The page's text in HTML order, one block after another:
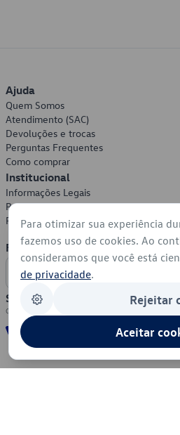
Ajuda
Quem Somos
Atendimento (SAC)
Devoluções e trocas
Perguntas Frequentes
Como comprar
Institucional
Informações Legais
Política de Privacidade
Política de Cookies
Formas de Pagamento
Segurança
Para otimizar sua experiência
fazemos uso de cookies. Ao
consideramos que você está
de privacidade.
Rejeitar
Aceitar